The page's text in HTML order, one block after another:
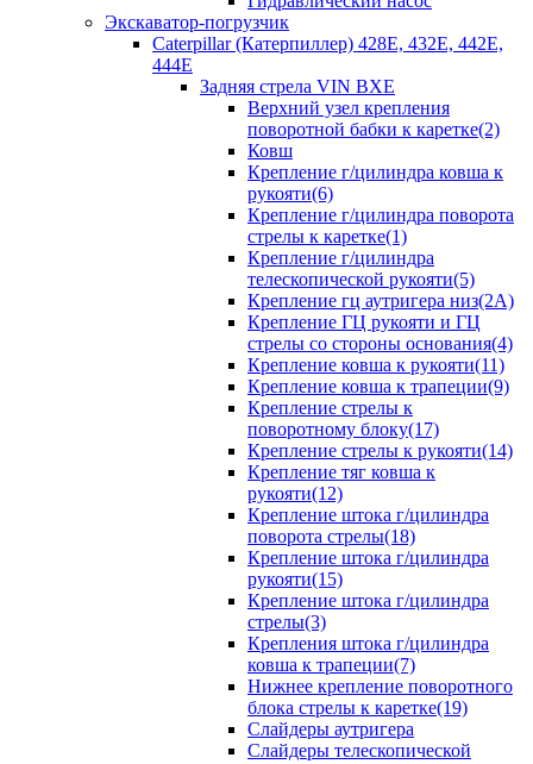
Экскаватор-погрузчик
Caterpillar (Катерпиллер) 428E, 432E, 442E,
444E
Задняя стрела VIN BXE
Верхний узел крепления
поворотной бабки к каретке(2)
Ковш
Крепление г/цилиндра ковша к
рукояти(6)
Крепление г/цилиндра поворота
стрелы к каретке(1)
Крепление г/цилиндра
телескопической рукояти(5)
Крепление гц аутригера низ(2А)
Крепление ГЦ рукояти и ГЦ
стрелы со стороны основания(4)
Крепление ковша к рукояти(11)
Крепление ковша к трапеции(9)
Крепление стрелы к
поворотному блоку(17)
Крепление стрелы к рукояти(14)
Крепление тяг ковша к
рукояти(12)
Крепление штока г/цилиндра
поворота стрелы(18)
Крепление штока г/цилиндра
рукояти(15)
Крепление штока г/цилиндра
стрелы(3)
Крепления штока г/цилиндра
ковша к трапеции(7)
Нижнее крепление поворотного
блока стрелы к каретке(19)
Слайдеры аутригера
Слайдеры телескопической